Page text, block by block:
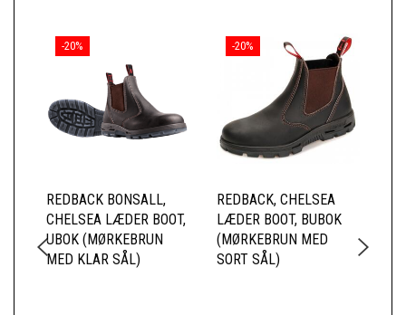
-20%
REDBACK BONSALL,
CHELSEA LÆDER BOOT,
UBOK (MØRKEBRUN
MED KLAR SÅL)
-20%
REDBACK, CHELSEA
LÆDER BOOT, BUBOK
(MØRKEBRUN MED
SORT SÅL)